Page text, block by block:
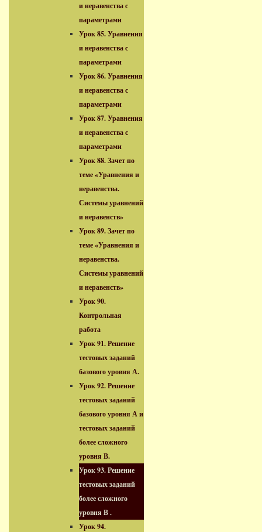
и неравенства с
параметрами
Урок 85. Уравнения
и неравенства с
параметрами
Урок 86. Уравнения
и неравенства с
параметрами
Урок 87. Уравнения
и неравенства с
параметрами
Урок 88. Зачет по
теме «Уравнения и
неравенства.
Системы уравнений
и неравенств»
Урок 89. Зачет по
теме «Уравнения и
неравенства.
Системы уравнений
и неравенств»
Урок 90.
Контрольная
работа
Урок 91. Решение
тестовых заданий
базового уровня А.
Урок 92. Решение
тестовых заданий
базового уровня А и
тестовых заданий
более сложного
уровня В.
Урок 93. Решение
тестовых заданий
более сложного
уровня В .
Урок 94.